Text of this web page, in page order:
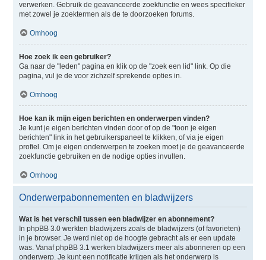
verwerken. Gebruik de geavanceerde zoekfunctie en wees specifieker
met zowel je zoektermen als de te doorzoeken forums.
Omhoog
Hoe zoek ik een gebruiker?
Ga naar de "leden" pagina en klik op de "zoek een lid" link. Op die
pagina, vul je de voor zichzelf sprekende opties in.
Omhoog
Hoe kan ik mijn eigen berichten en onderwerpen vinden?
Je kunt je eigen berichten vinden door of op de "toon je eigen
berichten" link in het gebruikerspaneel te klikken, of via je eigen
profiel. Om je eigen onderwerpen te zoeken moet je de geavanceerde
zoekfunctie gebruiken en de nodige opties invullen.
Omhoog
Onderwerpabonnementen en bladwijzers
Wat is het verschil tussen een bladwijzer en abonnement?
In phpBB 3.0 werkten bladwijzers zoals de bladwijzers (of favorieten)
in je browser. Je werd niet op de hoogte gebracht als er een update
was. Vanaf phpBB 3.1 werken bladwijzers meer als abonneren op een
onderwerp. Je kunt een notificatie krijgen als het onderwerp is